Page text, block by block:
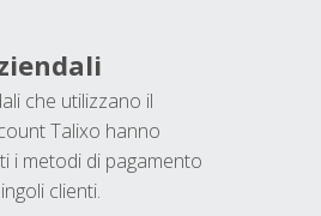
che utilizzano il
Talixo hanno
i metodi di pagamento
clienti.